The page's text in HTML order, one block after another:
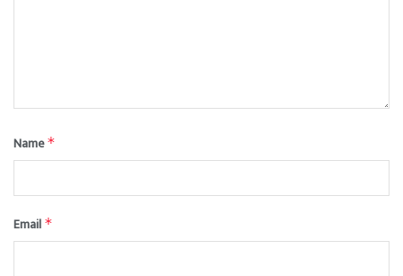
Name*
Email *